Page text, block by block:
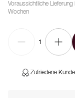
Voraussichtliche Lieferung
Wochen
1
Zufriedene